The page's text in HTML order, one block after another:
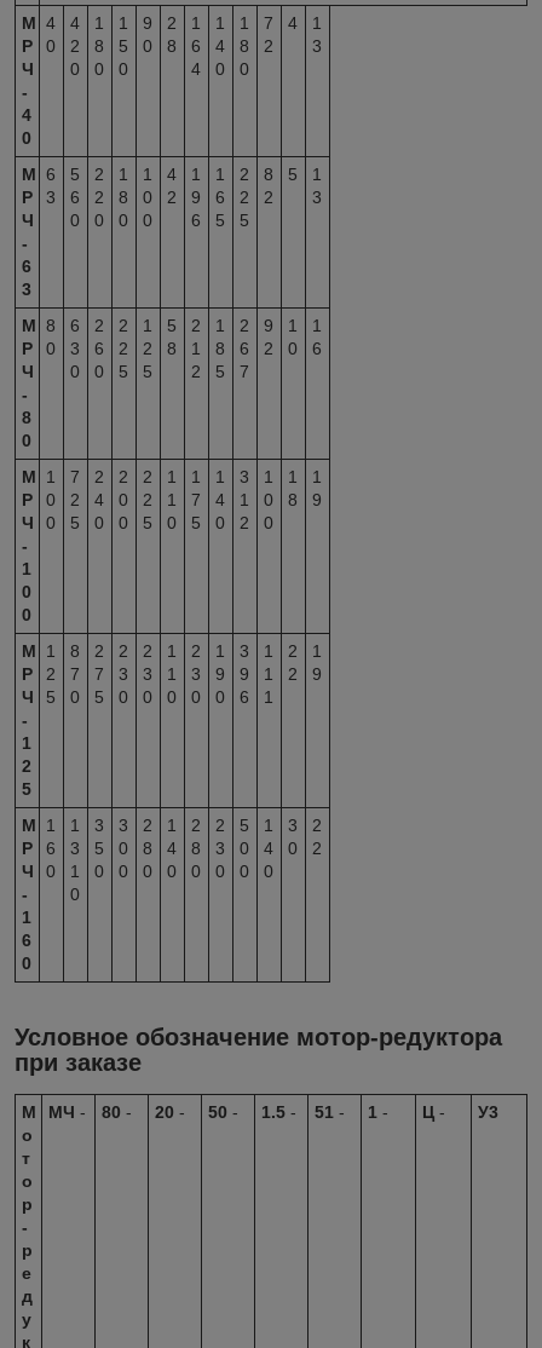
М
Р
Ч
-
4
0
4
0
4
2
0
1
8
0
1
5
0
9
0
2
8
1
6
4
1
4
0
1
8
0
7
2
4
1
3
М
Р
Ч
-
6
3
6
3
5
6
0
2
2
0
1
8
0
1
0
0
4
2
1
9
6
1
6
5
2
2
5
8
2
5
1
3
М
Р
Ч
-
8
0
8
0
6
3
0
2
6
0
2
2
5
1
2
5
5
8
2
1
2
1
8
5
2
6
7
9
2
1
0
1
6
М
Р
Ч
-
1
0
0
1
0
0
7
2
5
2
4
0
2
0
0
2
2
5
1
1
0
1
7
5
1
4
0
3
1
2
1
0
0
1
8
1
9
М
Р
Ч
-
1
2
5
1
2
5
8
7
0
2
7
5
2
3
0
2
3
0
1
1
0
2
3
0
1
9
0
3
9
6
1
1
1
2
2
1
9
М
Р
Ч
-
1
6
0
1
6
0
1
3
1
0
3
5
0
3
0
0
2
8
0
1
4
0
2
8
0
2
3
0
5
0
0
1
4
0
3
0
2
2
Условное обозначение мотор-редуктора
при заказе
М
о
т
о
р
-
р
е
д
у
к
МЧ - 80 - 20 - 50 - 1.5 - 51 - 1 - Ц - У3